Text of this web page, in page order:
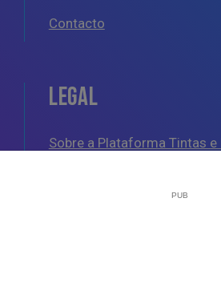
Contacto
LEGAL
Sobre a Plataforma Tintas e